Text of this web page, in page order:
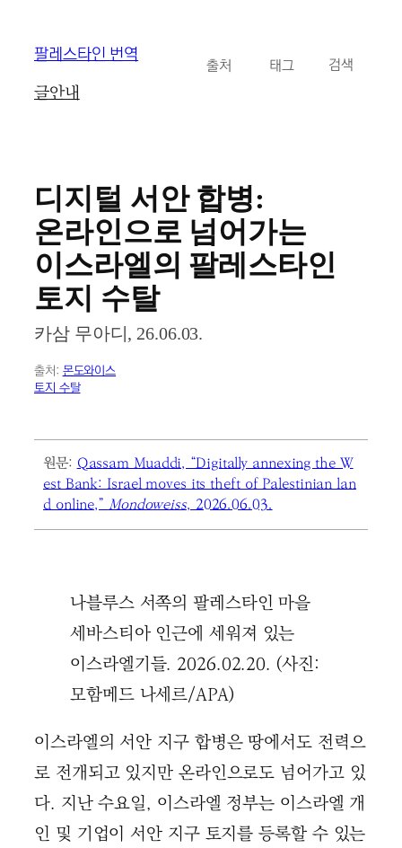
팔레스타인 번역
글안내
카테고리 태그 검색
디지털 서안 합병:
온라인으로 넘어가는
이스라엘의 팔레스타인
토지 수탈
카삼 무아디, 26.06.03.
출처:몬도와이스
토지 수탈
원문:Qassam Muaddi, “Digitally annexing the W
est Bank: Israel moves its theft of Palestinian lan
d online,”Mondoweiss, 2026.06.03.
나블루스 서쪽의 팔레스타인 마을
세바스티아 인근에 세워져 있는
이스라엘기들. 2026.02.20. (사진:
모함메드 나세르/APA)
이스라엘의 서안 지구 합병은 땅에서도 전력으
로 전개되고 있지만 온라인으로도 넘어가고 있
다. 지난 수요일, 이스라엘 정부는 이스라엘 개
인 및 기업이 서안 지구 토지를 등록할 수 있는